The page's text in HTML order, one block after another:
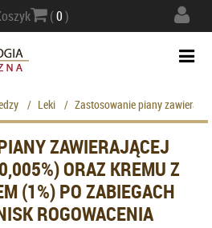
(0)
/ Leki / Zastosowanie piany
ZAWIERAJĄCEJ
ORAZ KREMU Z
(1%) PO ZABIEGACH
ROGOWACENIA